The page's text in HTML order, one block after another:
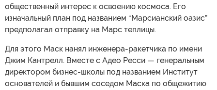
общественный интерес к освоению космоса. Его
изначальный план под названием “Марсианский оазис”
предполагал отправку на Марс теплицы.
Для этого Маск нанял инженера-ракетчика по имени
Джим Кантрелл. Вместе с Адео Ресси — генеральным
директором бизнес-школы под названием Институт
основателей и бывшим соседом Маска по общежитию